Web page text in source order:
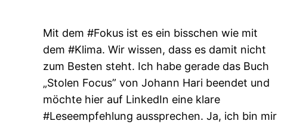
Mit dem #Fokus ist es ein bisschen wie mit
dem #Klima. Wir wissen, dass es damit nicht
zum Besten steht. Ich habe gerade das Buch
„Stolen Focus” von Johann Hari beendet und
möchte hier auf LinkedIn eine klare
#Leseempfehlung aussprechen. Ja, ich bin mir